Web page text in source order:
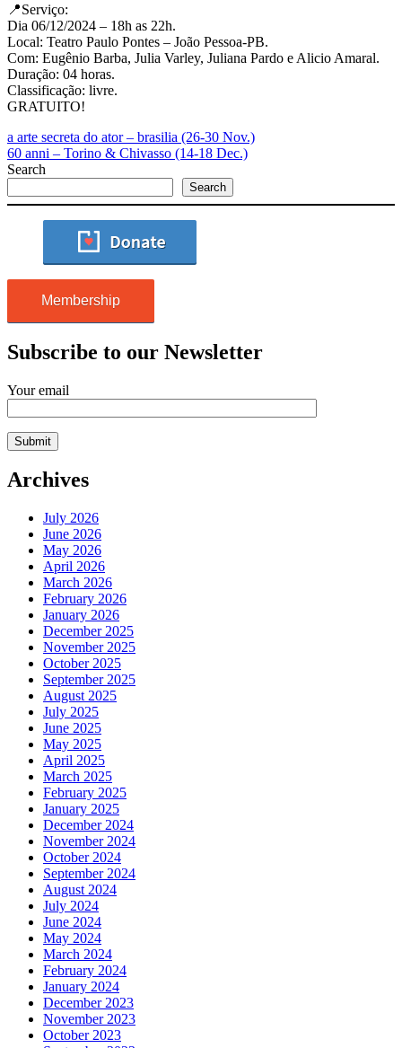
📍Serviço:
Dia 06/12/2024 – 18h as 22h.
Local: Teatro Paulo Pontes – João Pessoa-PB.
Com: Eugênio Barba, Julia Varley, Juliana Pardo e Alicio Amaral.
Duração: 04 horas.
Classificação: livre.
GRATUITO!
a arte secreta do ator – brasilia (26-30 Nov.)
60 anni – Torino & Chivasso (14-18 Dec.)
Search
Search
Membership
Subscribe to our Newsletter
Your email
Archives
July 2026
June 2026
May 2026
April 2026
March 2026
February 2026
January 2026
December 2025
November 2025
October 2025
September 2025
August 2025
July 2025
June 2025
May 2025
April 2025
March 2025
February 2025
January 2025
December 2024
November 2024
October 2024
September 2024
August 2024
July 2024
June 2024
May 2024
March 2024
February 2024
January 2024
December 2023
November 2023
October 2023